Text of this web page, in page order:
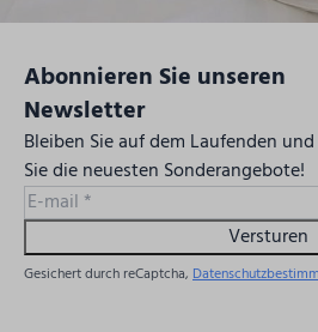
Abonnieren Sie unseren
Newsletter
Bleiben Sie auf dem Laufenden
Sie die neuesten Sonderangebote!
Versturen
Gesichert durch reCaptcha,